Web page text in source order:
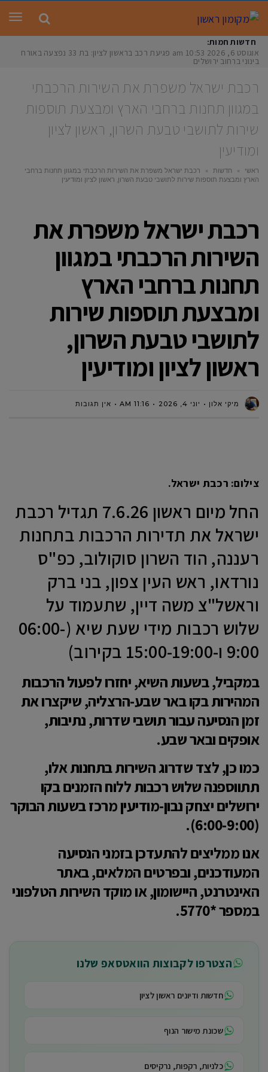
חדשות חמות:
אוגוסט 6, 2026
10:53 am פגיעת רכב בראשון לציון: בת 33 נפצעה באורח
בינוני ברחוב ירושלים
רכבת ישראל משפרת את השירות הרכבתי
במגוון תחנות ברחבי הארץ ומבצעת תוספות
שירות לתושבי טבעת השרון, ראשון לציון
ומודיעין
ראשי » חדשות »
רכבת ישראל משפרת את השירות הרכבתי במגוון תחנות ברחבי
הארץ ומבצעת תוספות שירות לתושבי טבעת השרון, ראשון לציון ומודיעין
רכבת ישראל משפרת את
השירות הרכבתי במגוון
תחנות ברחבי הארץ
ומבצעת תוספות שירות
לתושבי טבעת השרון,
ראשון לציון ומודיעין
מיקי אלון יוני 4, 2026 11:16 AM אין תגובות
צילום: רכבת ישראל.
החל מיום ראשון 7.6.26 תגדיל רכבת
ישראל את תדירות הרכבות בתחנות
רעננה, הוד השרון סוקולוב, כפ"ס
נורדאו, ראש העין צפון, בני ברק
וראשל"צ משה דיין, שתעמוד על
שלוש רכבות מידי שעת שיא (06:00-
9:00 ו-15:00-19:00 בקירוב)
במקביל, בשעות השיא, יחזרו לפעול הרכבות
המהירות בקו באר שבע-הרצליה, שיקצרו את
זמן הנסיעה עבור תושבי שדרות, נתיבות,
אופקים ובאר שבע.
כמו כן, לצד שדרוג השירות בתחנות אלו,
תתווספנה שלוש רכבות ללוח הזמנים בקו
ירושלים יצחק נבון-מודיעין מרכז בשעות הבוקר
(6:00-9:00).
אנו ממליצים להתעדכן בזמני הנסיעה
המעודכנים, ובפרטים המלאים, באתר
האינטרנט, היישומון, או מוקד השירות הטלפוני
במספר *5770.
הצטרפו לקבוצות הוואטסאפ שלנו
חדשות ודיונים ראשון לציון
שכונת מישור הנוף
כלניות, רקפות, נרקיסים